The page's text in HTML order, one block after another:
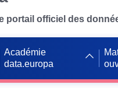
portail officiel des
Académie
data.europa